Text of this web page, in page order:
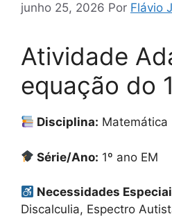
junho 25, 2026 Por Flávio
Atividade
equação do
Disciplina: Matemática
Série/Ano: 1º ano EM
Necessidades
Discalculia, Espectro